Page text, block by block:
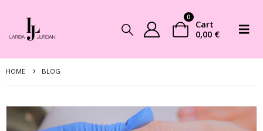
0
Cart
0,00 €
HOME BLOG